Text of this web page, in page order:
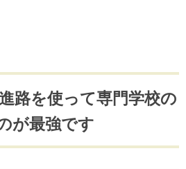
路を使って専門学校の
が最強です